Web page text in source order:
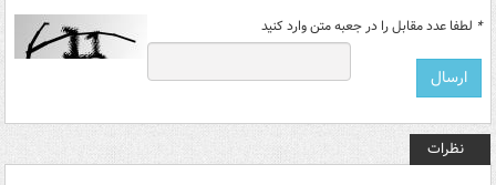
* لطفا عدد مقابل را در جعبه متن وارد کنید
نظرات